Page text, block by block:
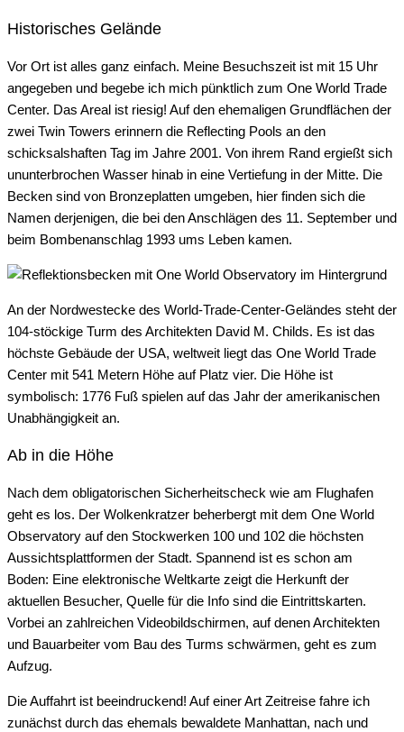
Historisches Gelände
Vor Ort ist alles ganz einfach. Meine Besuchszeit ist mit 15 Uhr
angegeben und begebe ich mich pünktlich zum One World Trade
Center. Das Areal ist riesig! Auf den ehemaligen Grundflächen der
zwei Twin Towers erinnern die Reflecting Pools an den
schicksalshaften Tag im Jahre 2001. Von ihrem Rand ergießt sich
ununterbrochen Wasser hinab in eine Vertiefung in der Mitte. Die
Becken sind von Bronzeplatten umgeben, hier finden sich die
Namen derjenigen, die bei den Anschlägen des 11. September und
beim Bombenanschlag 1993 ums Leben kamen.
An der Nordwestecke des World-Trade-Center-Geländes steht der
104-stöckige Turm des Architekten David M. Childs. Es ist das
höchste Gebäude der USA, weltweit liegt das One World Trade
Center mit 541 Metern Höhe auf Platz vier. Die Höhe ist
symbolisch: 1776 Fuß spielen auf das Jahr der amerikanischen
Unabhängigkeit an.
Ab in die Höhe
Nach dem obligatorischen Sicherheitscheck wie am Flughafen
geht es los. Der Wolkenkratzer beherbergt mit dem One World
Observatory auf den Stockwerken 100 und 102 die höchsten
Aussichtsplattformen der Stadt. Spannend ist es schon am
Boden: Eine elektronische Weltkarte zeigt die Herkunft der
aktuellen Besucher, Quelle für die Info sind die Eintrittskarten.
Vorbei an zahlreichen Videobildschirmen, auf denen Architekten
und Bauarbeiter vom Bau des Turms schwärmen, geht es zum
Aufzug.
Die Auffahrt ist beeindruckend! Auf einer Art Zeitreise fahre ich
zunächst durch das ehemals bewaldete Manhattan, nach und